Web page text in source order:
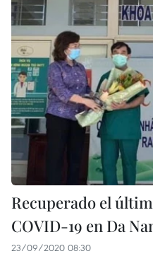
Recuperado el
COVID-19 en Da
23/09/2020 08:30